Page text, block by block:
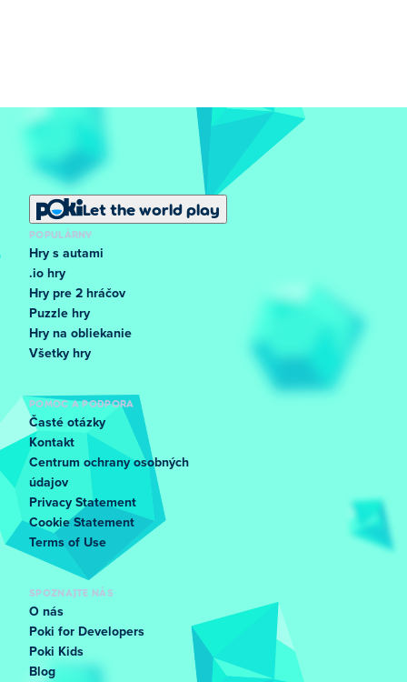
Let the world play
POPULÁRNY
Hry s autami
.io hry
Hry pre 2 hráčov
Puzzle hry
Hry na obliekanie
Všetky hry
POMOC A PODPORA
Časté otázky
Kontakt
Centrum ochrany osobných
údajov
Privacy Statement
Cookie Statement
Terms of Use
SPOZNAJTE NÁS
O nás
Poki for Developers
Poki Kids
Blog